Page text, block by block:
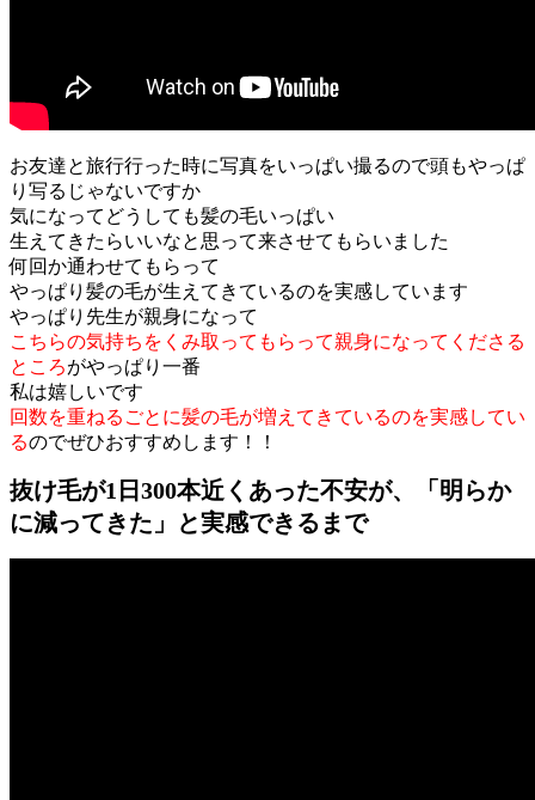
お友達と旅行行った時に写真をいっぱい撮るので頭もやっぱ
り写るじゃないですか
気になってどうしても髪の毛いっぱい
生えてきたらいいなと思って来させてもらいました
何回か通わせてもらって
やっぱり髪の毛が生えてきているのを実感しています
やっぱり先生が親身になって
こちらの気持ちをくみ取ってもらって親身になってくださる
ところがやっぱり一番
私は嬉しいです
回数を重ねるごとに髪の毛が増えてきているのを実感してい
るのでぜひおすすめします！！
抜け毛が1日300本近くあった不安が、「明らか
に減ってきた」と実感できるまで